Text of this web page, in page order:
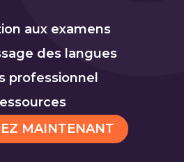
aux examens
des langues
professionnel
MAINTENANT